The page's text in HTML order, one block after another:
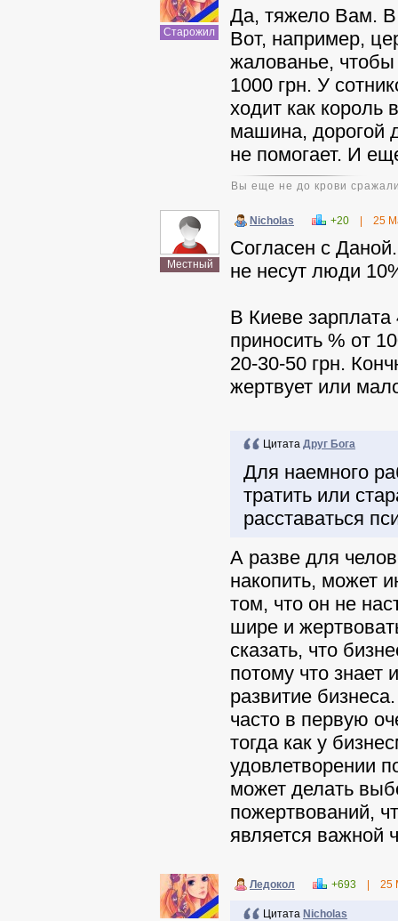
Старожил
Да, тяжело Вам. В
Вот, например,
жалованье,
1000 грн. У
ходит как король
машина, дорогой
не помогает. И
Вы еще не до крови
Местный
Nicholas +20 25
Согласен с
не несут люди
В Киеве
приносить % от
20-30-50 грн.
жертвует или
Цитата Друг Бога
Для наемного
тратить или
расставаться
А разве для
накопить, может
том, что он не
шире и
сказать, что
потому что знает
развитие
часто в первую
тогда как у
удовлетворении
может делать
пожертвований,
является важной
Ледокол +693 25
Цитата Nicholas